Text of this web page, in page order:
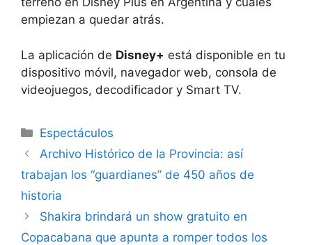
empiezan a quedar atrás.
La aplicación de Disney+ está disponible en tu
dispositivo móvil, navegador web, consola de
videojuegos, decodificador y Smart TV.
Espectáculos
Archivo Histórico de la Provincia: así
trabajan los “guardianes” de 450 años de
historia
Shakira brindará un show gratuito en
Copacabana que apunta a romper todos los